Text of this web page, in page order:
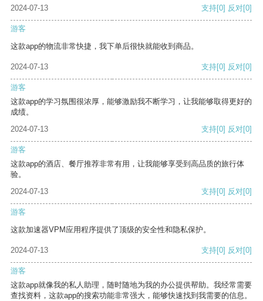
2024-07-13
支持[0] 反对[0]
游客
这款app的物流非常快捷，我下单后很快就能收到商品。
2024-07-13 支持[0] 反对[0]
游客
这款app的学习氛围很浓厚，能够激励我不断学习，让我能够取得更好的
成绩。
2024-07-13
支持[0] 反对[0]
游客
这款app的酒店、餐厅推荐非常有用，让我能够享受到高品质的旅行体
验。
2024-07-13
支持[0] 反对[0]
游客
这款加速器VPM应用程序提供了顶级的安全性和隐私保护。
2024-07-13 支持[0] 反对[0]
游客
这款app就像我的私人助理，随时随地为我的办公提供帮助。我经常需要
查找资料，这款app的搜索功能非常强大，能够快速找到我需要的信息。